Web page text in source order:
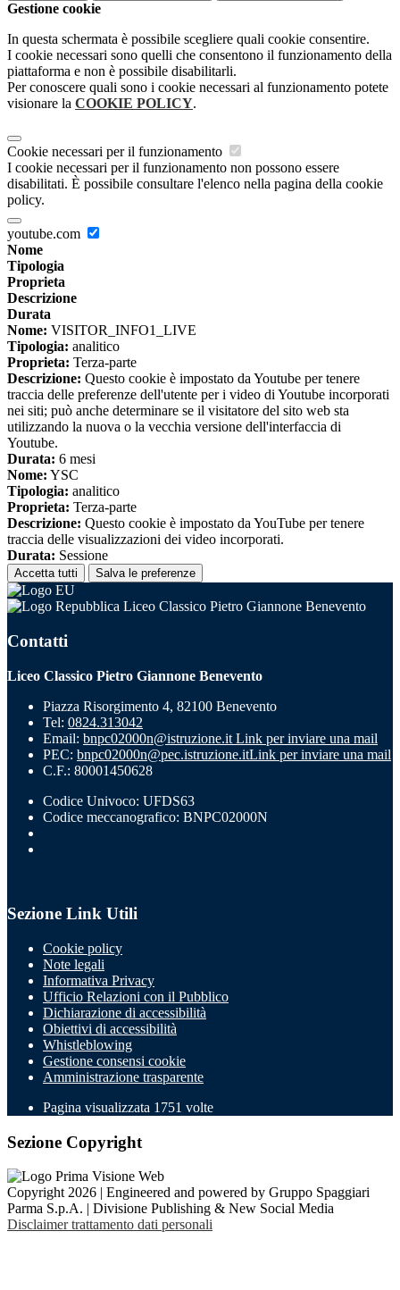
Gestione cookie
In questa schermata è possibile scegliere quali cookie consentire.
I cookie necessari sono quelli che consentono il funzionamento della
piattaforma e non è possibile disabilitarli.
Per conoscere quali sono i cookie necessari al funzionamento potete
visionare la COOKIE POLICY.
Cookie necessari per il funzionamento
I cookie necessari per il funzionamento non possono essere
disabilitati. È possibile consultare l'elenco nella pagina della cookie
policy.
youtube.com
Nome
Tipologia
Proprieta
Descrizione
Durata
Nome: VISITOR_INFO1_LIVE
Tipologia: analitico
Proprieta: Terza-parte
Descrizione: Questo cookie è impostato da Youtube per tenere
traccia delle preferenze dell'utente per i video di Youtube incorporati
nei siti; può anche determinare se il visitatore del sito web sta
utilizzando la nuova o la vecchia versione dell'interfaccia di
Youtube.
Durata: 6 mesi
Nome: YSC
Tipologia: analitico
Proprieta: Terza-parte
Descrizione: Questo cookie è impostato da YouTube per tenere
traccia delle visualizzazioni dei video incorporati.
Durata: Sessione
Accetta tutti Salva le preferenze
Liceo Classico Pietro Giannone Benevento
Contatti
Liceo Classico Pietro Giannone Benevento
Piazza Risorgimento 4, 82100 Benevento
Tel: 0824.313042
Email: bnpc02000n@istruzione.it Link per inviare una mail
PEC: bnpc02000n@pec.istruzione.itLink per inviare una mail
C.F.: 80001450628
Codice Univoco: UFDS63
Codice meccanografico: BNPC02000N
Sezione Link Utili
Cookie policy
Note legali
Informativa Privacy
Ufficio Relazioni con il Pubblico
Dichiarazione di accessibilità
Obiettivi di accessibilità
Whistleblowing
Gestione consensi cookie
Amministrazione trasparente
Pagina visualizzata 1751 volte
Sezione Copyright
Copyright 2026 | Engineered and powered by Gruppo Spaggiari
Parma S.p.A. | Divisione Publishing & New Social Media
Disclaimer trattamento dati personali